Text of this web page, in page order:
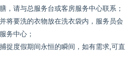
，请与总服务台或客房服务中心联系；
将要洗的衣物放在洗衣袋内，服务员会
务中心；
捉度假期间永恒的瞬间，如有需求,可直